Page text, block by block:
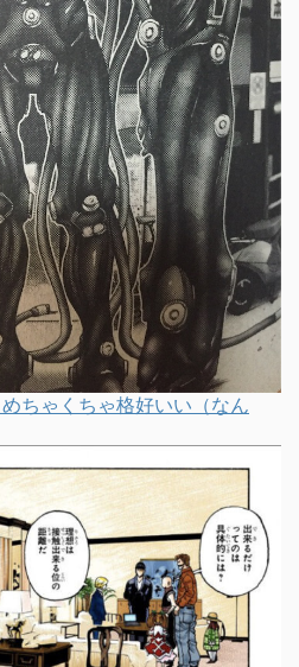
ちゃくちゃ格好いい（なん